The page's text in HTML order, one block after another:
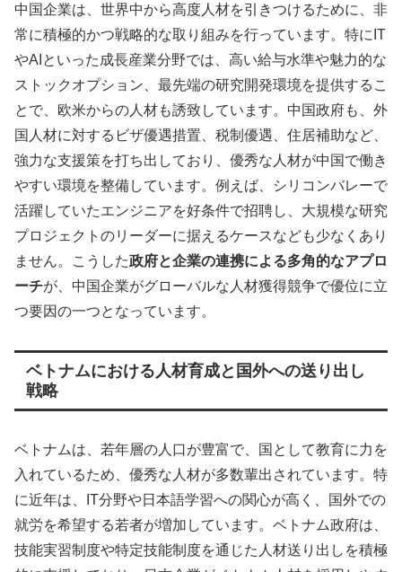
中国企業は、世界中から高度人材を引きつけるために、非
常に積極的かつ戦略的な取り組みを行っています。特にIT
やAIといった成長産業分野では、高い給与水準や魅力的な
ストックオプション、最先端の研究開発環境を提供するこ
とで、欧米からの人材も誘致しています。中国政府も、外
国人材に対するビザ優遇措置、税制優遇、住居補助など、
強力な支援策を打ち出しており、優秀な人材が中国で働き
やすい環境を整備しています。例えば、シリコンバレーで
活躍していたエンジニアを好条件で招聘し、大規模な研究
プロジェクトのリーダーに据えるケースなども少なくあり
ません。こうした政府と企業の連携による多角的なアプロ
ーチが、中国企業がグローバルな人材獲得競争で優位に立
つ要因の一つとなっています。
ベトナムにおける人材育成と国外への送り出し
戦略
ベトナムは、若年層の人口が豊富で、国として教育に力を
入れているため、優秀な人材が多数輩出されています。特
に近年は、IT分野や日本語学習への関心が高く、国外での
就労を希望する若者が増加しています。ベトナム政府は、
技能実習制度や特定技能制度を通じた人材送り出しを積極